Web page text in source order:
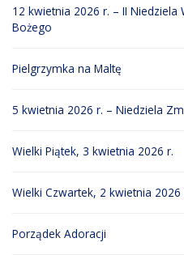
12 kwietnia 2026 r. – II Niedziela
Bożego
Pielgrzymka na Maltę
5 kwietnia 2026 r. – Niedziela
Wielki Piątek, 3 kwietnia 2026 r.
Wielki Czwartek, 2 kwietnia 2026
Porządek Adoracji